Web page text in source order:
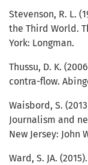
Stevenson, R. L.
the Third World.
York: Longman.
Thussu, D. K.
contra-flow.
Waisbord, S.
Journalism and
New Jersey: John
Ward, S. JA.